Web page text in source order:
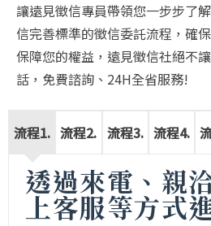
讓遠見徵信專員帶領您一步步了
信完善標準的徵信委託流程，確
保障您的權益，遠見徵信社絕不
話，免費諮詢、24H全省服務!
流程1. 流程2. 流程3. 流程4.
透過來電、親
上客服等方式